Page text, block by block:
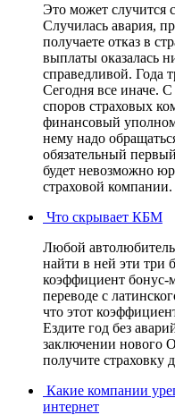
Это может случится
Случилась авария,
получаете отказ в
выплаты оказалась
справедливой. Года
Сегодня все иначе.
споров страховых
финансовый
нему надо
обязательный
будет невозможно
страховой компании.
Что скрывает КБМ
Любой
найти в ней эти три
коэффициент бонус-
переводе с
что этот
Ездите год без
заключении
получите страховку
Какие компании
интернет